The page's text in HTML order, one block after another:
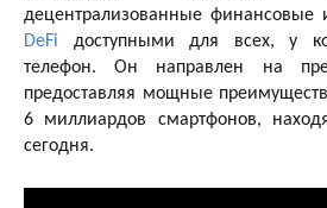
децентрализованные финансовые
DeFi доступными для всех, у
телефон. Он направлен на
предоставляя мощные
6 миллиардов смартфонов,
сегодня.